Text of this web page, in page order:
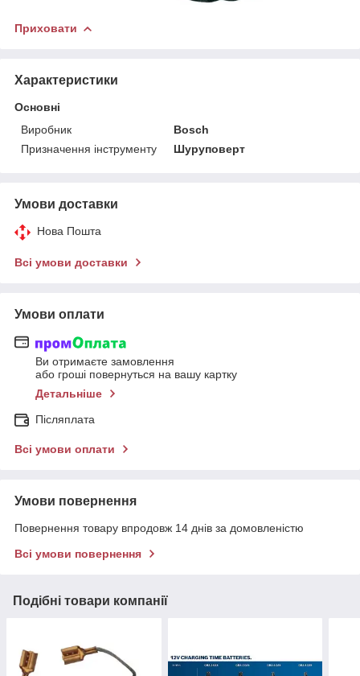
Приховати
Характеристики
Основні
Виробник
Bosch
Призначення інструменту
Шуруповерт
Умови доставки
Нова Пошта
Всі умови доставки
Умови оплати
Ви отримаєте замовлення
або гроші повернуться на вашу картку
Детальніше
Післяплата
Всі умови оплати
Умови повернення
Повернення товару впродовж 14 днів за домовленістю
Всі умови повернення
Подібні товари компанії